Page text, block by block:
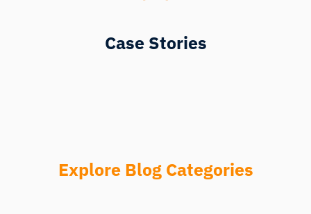
Case Stories
Explore Blog Categories